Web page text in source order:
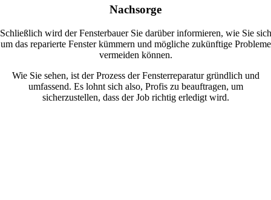
Nachsorge
Schließlich wird der Fensterbauer Sie darüber informieren, wie Sie sich
um das reparierte Fenster kümmern und mögliche zukünftige Probleme
vermeiden können.
Wie Sie sehen, ist der Prozess der Fensterreparatur gründlich und
umfassend. Es lohnt sich also, Profis zu beauftragen, um
sicherzustellen, dass der Job richtig erledigt wird.